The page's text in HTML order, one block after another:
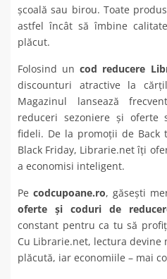
școală sau birou. Toate
astfel încât să îmbine
plăcut.
Folosind uncod reducere
discounturi atractive la
Magazinul lansează
reduceri sezoniere și oferte
fideli. De la promoții de Back
Black Friday, Librarie.net îți
a economisi inteligent.
Pecodcupoane.ro, găsești
oferte și coduri de
constant pentru ca tu să
Cu Librarie.net, lectura devine
plăcută, iar economiile – mai